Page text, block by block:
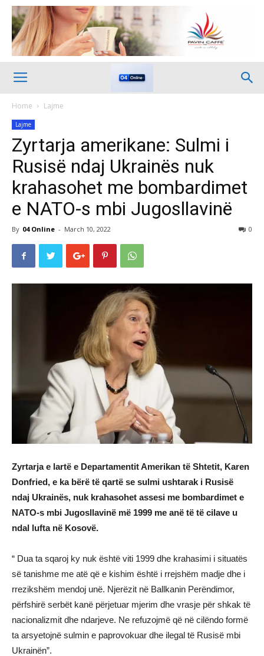
Home Lajme
Lajme
Zyrtarja amerikane: Sulmi i
Rusisë ndaj Ukrainës nuk
krahasohet me bombardimet
e NATO-s mbi Jugosllavinë
By 04 Online - March 10, 2022 0
Zyrtarja e lartë e Departamentit Amerikan të Shtetit, Karen
Donfried, e ka bërë të qartë se sulmi ushtarak i Rusisë
ndaj Ukrainës, nuk krahasohet assesi me bombardimet e
NATO-s mbi Jugosllavinë më 1999 me anë të të cilave u
ndal lufta në Kosovë.
“ Dua ta sqaroj ky nuk është viti 1999 dhe krahasimi i situatës
së tanishme me atë që e kishim është i rrejshëm madje dhe i
rrezikshëm mendoj unë. Njerëzit në Ballkanin Perëndimor,
përfshirë serbët kanë përjetuar mjerim dhe vrasje për shkak të
nacionalizmit dhe ndarjeve. Ne refuzojmë që në cilëndo formë
ta arsyetojnë sulmin e paprovokuar dhe ilegal të Rusisë mbi
Ukrainën”.